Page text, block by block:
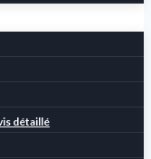
détaillé